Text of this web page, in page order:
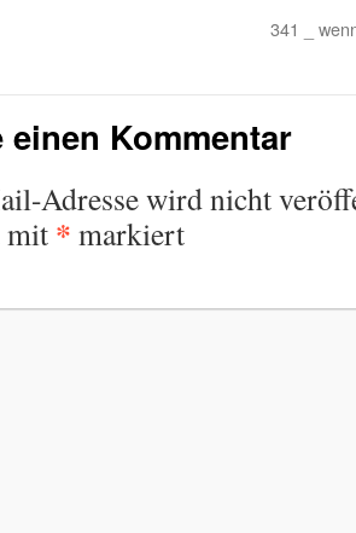
341 _
einen Kommentar
Adresse wird nicht
mit * markiert